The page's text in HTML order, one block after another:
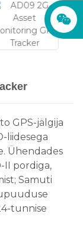
0464
GPS-jälgija
liidesega
Ühendades
II pordiga,
Samuti
tunnise